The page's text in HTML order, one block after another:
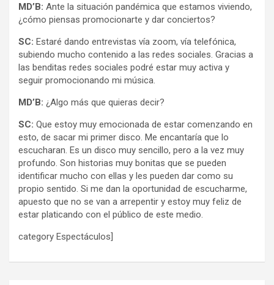
MD’B: Ante la situación pandémica que estamos viviendo,
¿cómo piensas promocionarte y dar conciertos?
SC: Estaré dando entrevistas vía zoom, vía telefónica,
subiendo mucho contenido a las redes sociales. Gracias a
las benditas redes sociales podré estar muy activa y
seguir promocionando mi música.
MD’B: ¿Algo más que quieras decir?
SC: Que estoy muy emocionada de estar comenzando en
esto, de sacar mi primer disco. Me encantaría que lo
escucharan. Es un disco muy sencillo, pero a la vez muy
profundo. Son historias muy bonitas que se pueden
identificar mucho con ellas y les pueden dar como su
propio sentido. Si me dan la oportunidad de escucharme,
apuesto que no se van a arrepentir y estoy muy feliz de
estar platicando con el público de este medio.
category Espectáculos]